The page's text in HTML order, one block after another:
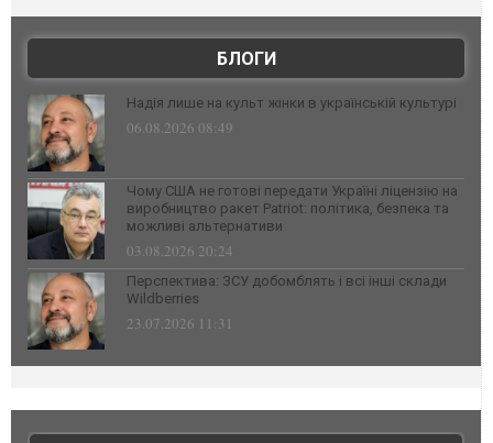
БЛОГИ
Надія лише на культ жінки в українській культурі
06.08.2026 08:49
Чому США не готові передати Україні ліцензію на
виробництво ракет Patriot: політика, безпека та
можливі альтернативи
03.08.2026 20:24
Перспектива: ЗСУ добомблять і всі інші склади
Wildberries
23.07.2026 11:31